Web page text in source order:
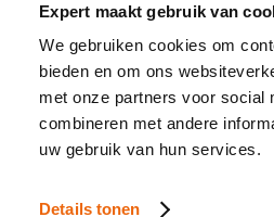
Expert maakt gebruik van
We gebruiken cookies om
bieden en om ons
met onze partners voor social
combineren met andere
uw gebruik van hun services.
Details tonen
Open
Contact
Bekijk